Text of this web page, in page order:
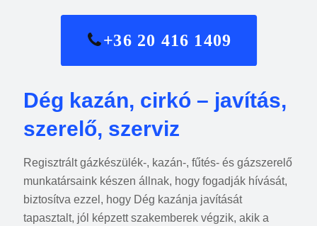
+36 20 416 1409
Dég kazán, cirkó – javítás,
szerelő, szerviz
Regisztrált gázkészülék-, kazán-, fűtés- és gázszerelő
munkatársaink készen állnak, hogy fogadják hívását,
biztosítva ezzel, hogy Dég kazánja javítását
tapasztalt, jól képzett szakemberek végzik, akik a